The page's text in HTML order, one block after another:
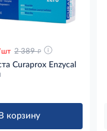
2 389 д
Curaprox Enzycal
корзину